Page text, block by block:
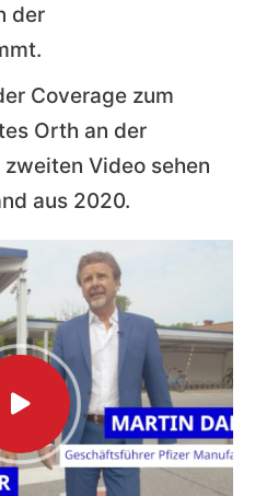
der
Coverage zum
Orth an der
Video sehen
aus 2020.